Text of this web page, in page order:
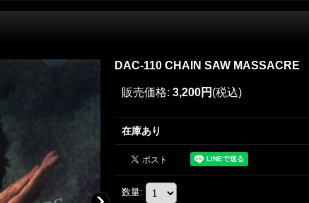
DAC-110 CHAIN SAW MASSACRE
販売価格: 3,200円 (税込)
在庫あり
数量: